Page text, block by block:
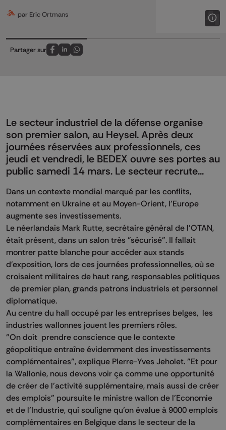
par Eric Ortmans
Partager sur
Partagez sur FaceBook
Partagez sur LinkedIn
Partagez sur Whatsapp
Le secteur industriel de la défense organise
son premier salon, au Heysel. Après deux
journées réservées aux professionnels, ces
jeudi et vendredi, le BEDEX ouvre ses portes au
public samedi 14 mars. Le secteur recrute...
Dans un contexte mondial marqué par les conflits,
notamment en Ukraine et au Moyen-Orient, l'Europe
augmente ses investissements.
Le néerlandais Mark Rutte, secrétaire général de l'OTAN,
était présent, dans un salon très "sécurisé". Il fallait
montrer patte blanche pour accéder aux stands
d'exposition, lors de ces journées professionnelles, où se
croisaient militaires de haut rang, responsables politiques
de premier plan, grands patrons industriels et personnel
diplomatique.
Au centre du hall occupé par les entreprises belges, les
industries wallonnes jouent les premiers rôles.
"On doit prendre conscience que le contexte
géopolitique entraîne évidemment des investissements
complémentaires", explique PIerre-Yves Jeholet. "Et pour
la Wallonie, nous devons voir ça comme une opportunité
de créer de l'activité supplémentaire, mais aussi de créer
des emplois" poursuite le ministre wallon de l'Economie
et de l'Industrie, qui souligne qu'on évalue à 9000 emplois
complémentaires en Belgique dans le secteur de la